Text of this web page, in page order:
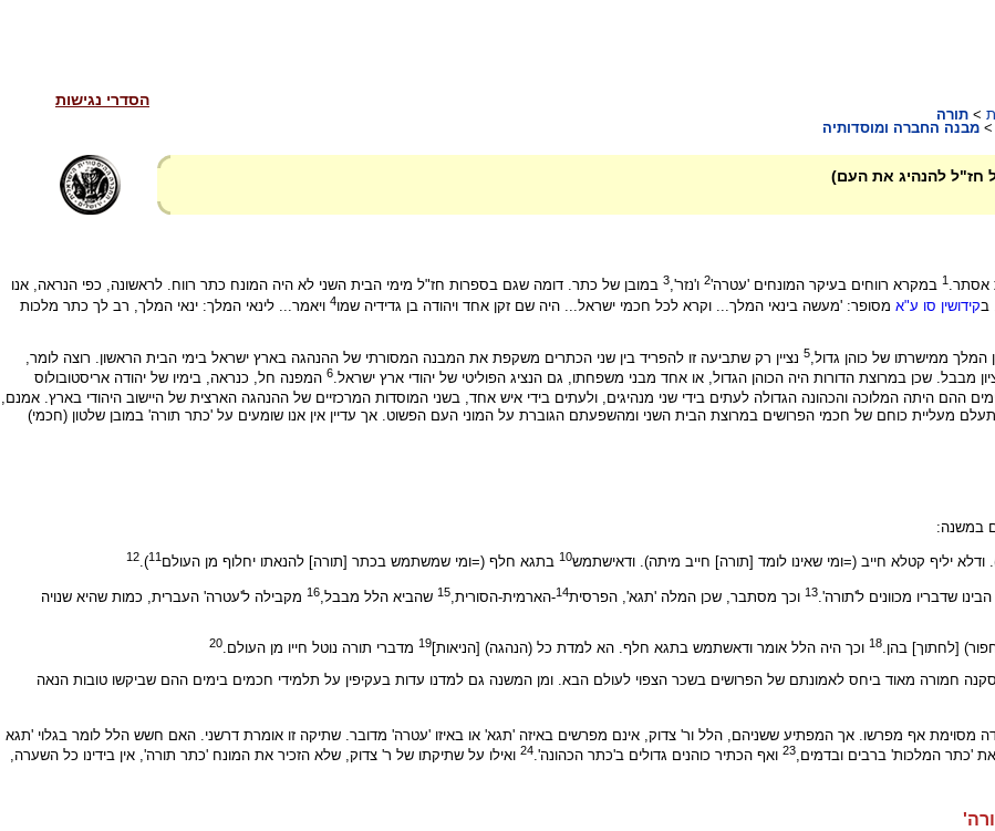
הסדרי נגישות
> תורה
> מבנה החברה ומוסדותיה
חז"ל להנהיג את העם)
אסתר. 1 במקרא רווחים בעיקר המונחים 'עטרה'2 ו'נזר',3 במובן של כתר. דומה שגם בספרות חז"ל מימי הבית השני לא היה המונח כתר רווח. לראשונה, כפי הנראה, אנו
קידושין סו ע"א מסופר: 'מעשה בינאי המלך... וקרא לכל חכמי ישראל... היה שם זקן אחד ויהודה בן גדידיה שמו4 ויאמר... לינאי המלך: ינאי המלך, רב לך כתר מלכות
המלך ממישרתו של כוהן גדול, 5 נציין רק שתביעה זו להפריד בין שני הכתרים משקפת את המבנה המסורתי של ההנהגה בארץ ישראל בימי הבית הראשון. רוצה לומר,
מבבל. שכן במרוצת הדורות היה הכוהן הגדול, או אחד מבני משפחתו, גם הנציג הפוליטי של יהודי ארץ ישראל.6 המפנה חל, כנראה, בימיו של יהודה אריסטובולוס
ההם היתה המלוכה והכהונה הגדולה לעתים בידי שני מנהיגים, ולעתים בידי איש אחד, בשני המוסדות המרכזיים של ההנהגה הארצית של היישוב היהודי בארץ. אמנם,
מעליית כוחם של חכמי הפרושים במרוצת הבית השני ומהשפעתם הגוברת על המוני העם הפשוט. אך עדיין אין אנו שומעים על 'כתר תורה' במובן שלטון (חכמי)
במשנה:
יליף קטלא חייב (=ומי שאינו לומד [תורה] חייב מיתה). ודאישתמש10 בתגא חלף (=ומי שמשתמש בכתר [תורה] להנאתו יחלוף מן העולם 11
).
12
שדבריו מכוונים ל'תורה'.13 וכך מסתבר, שכן המלה 'תגא', הפרסית14-הארמית-הסורית,15 שהביא הלל מבבל,16 מקבילה ל'עטרה' העברית, כמות שהיא שנויה
[לחתוך] בהן.18 וכך היה הלל אומר ודאשתמש בתגא חלף. הא למדת כל (הנהגה) [הניאות] 19 מדברי תורה נוטל חייו מן העולם.20
חמורה מאוד ביחס לאמונתם של הפרושים בשכר הצפוי לעולם הבא. ומן המשנה גם למדנו עדות בעקיפין על תלמידי חכמים בימים ההם שביקשו טובות הנאה
מסוימת אף מפרשו. אך המפתיע ששניהם, הלל ור' צדוק, אינם מפרשים באיזה 'תגא' או באיזו 'עטרה' מדובר. שתיקה זו אומרת דרשני. האם חשש הלל לומר בגלוי 'תגא
'כתר המלכות' ברבים ובדמים,23 ואף הכתיר כוהנים גדולים ב'כתר הכהונה'.24 ואילו על שתיקתו של ר' צדוק, שלא הזכיר את המונח 'כתר תורה', אין בידינו כל השערה,